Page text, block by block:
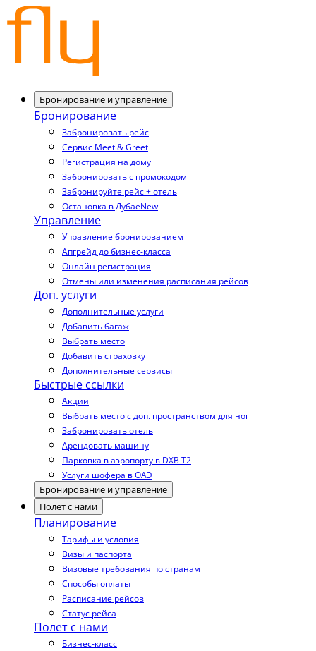
Бронирование и управление
Бронирование
Забронировать рейс
Сервис Meet & Greet
Регистрация на дому
Забронировать с промокодом
Забронируйте рейс + отель
Остановка в ДубаеNew
Управление
Управление бронированием
Апгрейд до бизнес-класса
Онлайн регистрация
Отмены или изменения расписания рейсов
Доп. услуги
Дополнительные услуги
Добавить багаж
Выбрать место
Добавить страховку
Дополнительные сервисы
Быстрые ссылки
Акции
Выбрать место с доп. пространством для ног
Забронировать отель
Арендовать машину
Парковка в аэропорту в DXB T2
Услуги шофера в ОАЭ
Бронирование и управление
Полет с нами
Планирование
Тарифы и условия
Визы и паспорта
Визовые требования по странам
Способы оплаты
Расписание рейсов
Статус рейса
Полет с нами
Бизнес-класс